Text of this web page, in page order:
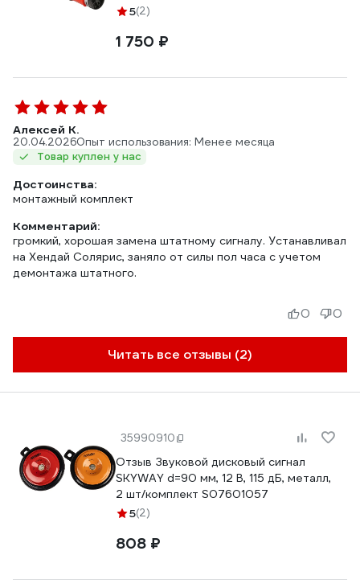
AEBE004
5(2)
1 750 ₽
Алексей К.
20.04.2026Опыт использования: Менее месяца
Товар куплен у нас
Достоинства:
монтажный комплект
Комментарий:
громкий, хорошая замена штатному сигналу. Устанавливал
на Хендай Солярис, заняло от силы пол часа с учетом
демонтажа штатного.
Читать все отзывы (2)
0 0
35990910
Отзыв Звуковой дисковый сигнал
SKYWAY d=90 мм, 12 В, 115 дБ, металл,
2 шт/комплект S07601057
5(2)
808 ₽